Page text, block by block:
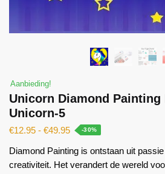
Aanbieding!
Unicorn Diamond Painting
Unicorn-5
€12.95 - €49.95 -30%
Diamond Painting is ontstaan ​​uit
creativiteit. Het verandert de wereld